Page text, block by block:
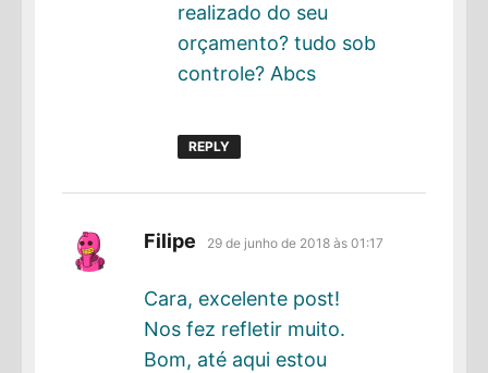
realizado do seu
orçamento? tudo sob
controle? Abcs
REPLY
Filipe disse:
29 de junho de 2018 às 01:17
Cara, excelente post!
Nos fez refletir muito.
Bom, até aqui estou